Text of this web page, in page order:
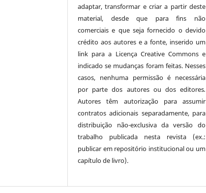
adaptar, transformar e criar a partir deste
material, desde que para fins não
comerciais e que seja fornecido o devido
crédito aos autores e a fonte, inserido um
link para a Licença Creative Commons e
indicado se mudanças foram feitas. Nesses
casos, nenhuma permissão é necessária
por parte dos autores ou dos editores.
Autores têm autorização para assumir
contratos adicionais separadamente, para
distribuição não-exclusiva da versão do
trabalho publicada nesta revista (ex.:
publicar em repositório institucional ou um
capítulo de livro).